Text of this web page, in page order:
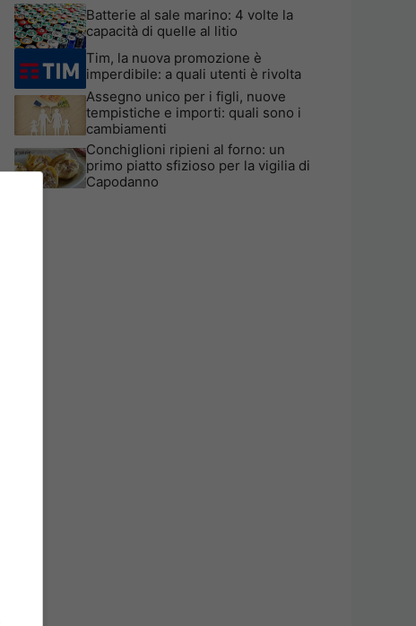
Batterie al sale marino: 4 volte la
capacità di quelle al litio
Tim, la nuova promozione è
imperdibile: a quali utenti è rivolta
Assegno unico per i figli, nuove
tempistiche e importi: quali sono i
cambiamenti
Conchiglioni ripieni al forno: un
primo piatto sfizioso per la vigilia di
Capodanno